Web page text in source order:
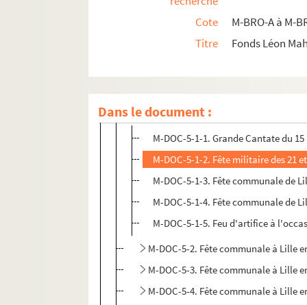
Cote
M-BRO-A à M-
Titre
Fonds Léon
Dans le document :
M-DOC-2. Ancien régime et République
M-DOC-3. Empire et Restauration
M-DOC-5-1. Fête à Lille en 1868 et 1869
M-DOC-5-1-1. Grande Cantate du
M-DOC-5-1-2. Fête militaire des 21
M-DOC-5-1-3. Fête communale de
M-DOC-5-1-4. Fête communale de
M-DOC-5-1-5. Feu d'artifice à
M-DOC-5-2. Fête communale à Lille
M-DOC-5-3. Fête communale à Lille
M-DOC-5-4. Fête communale à Lille